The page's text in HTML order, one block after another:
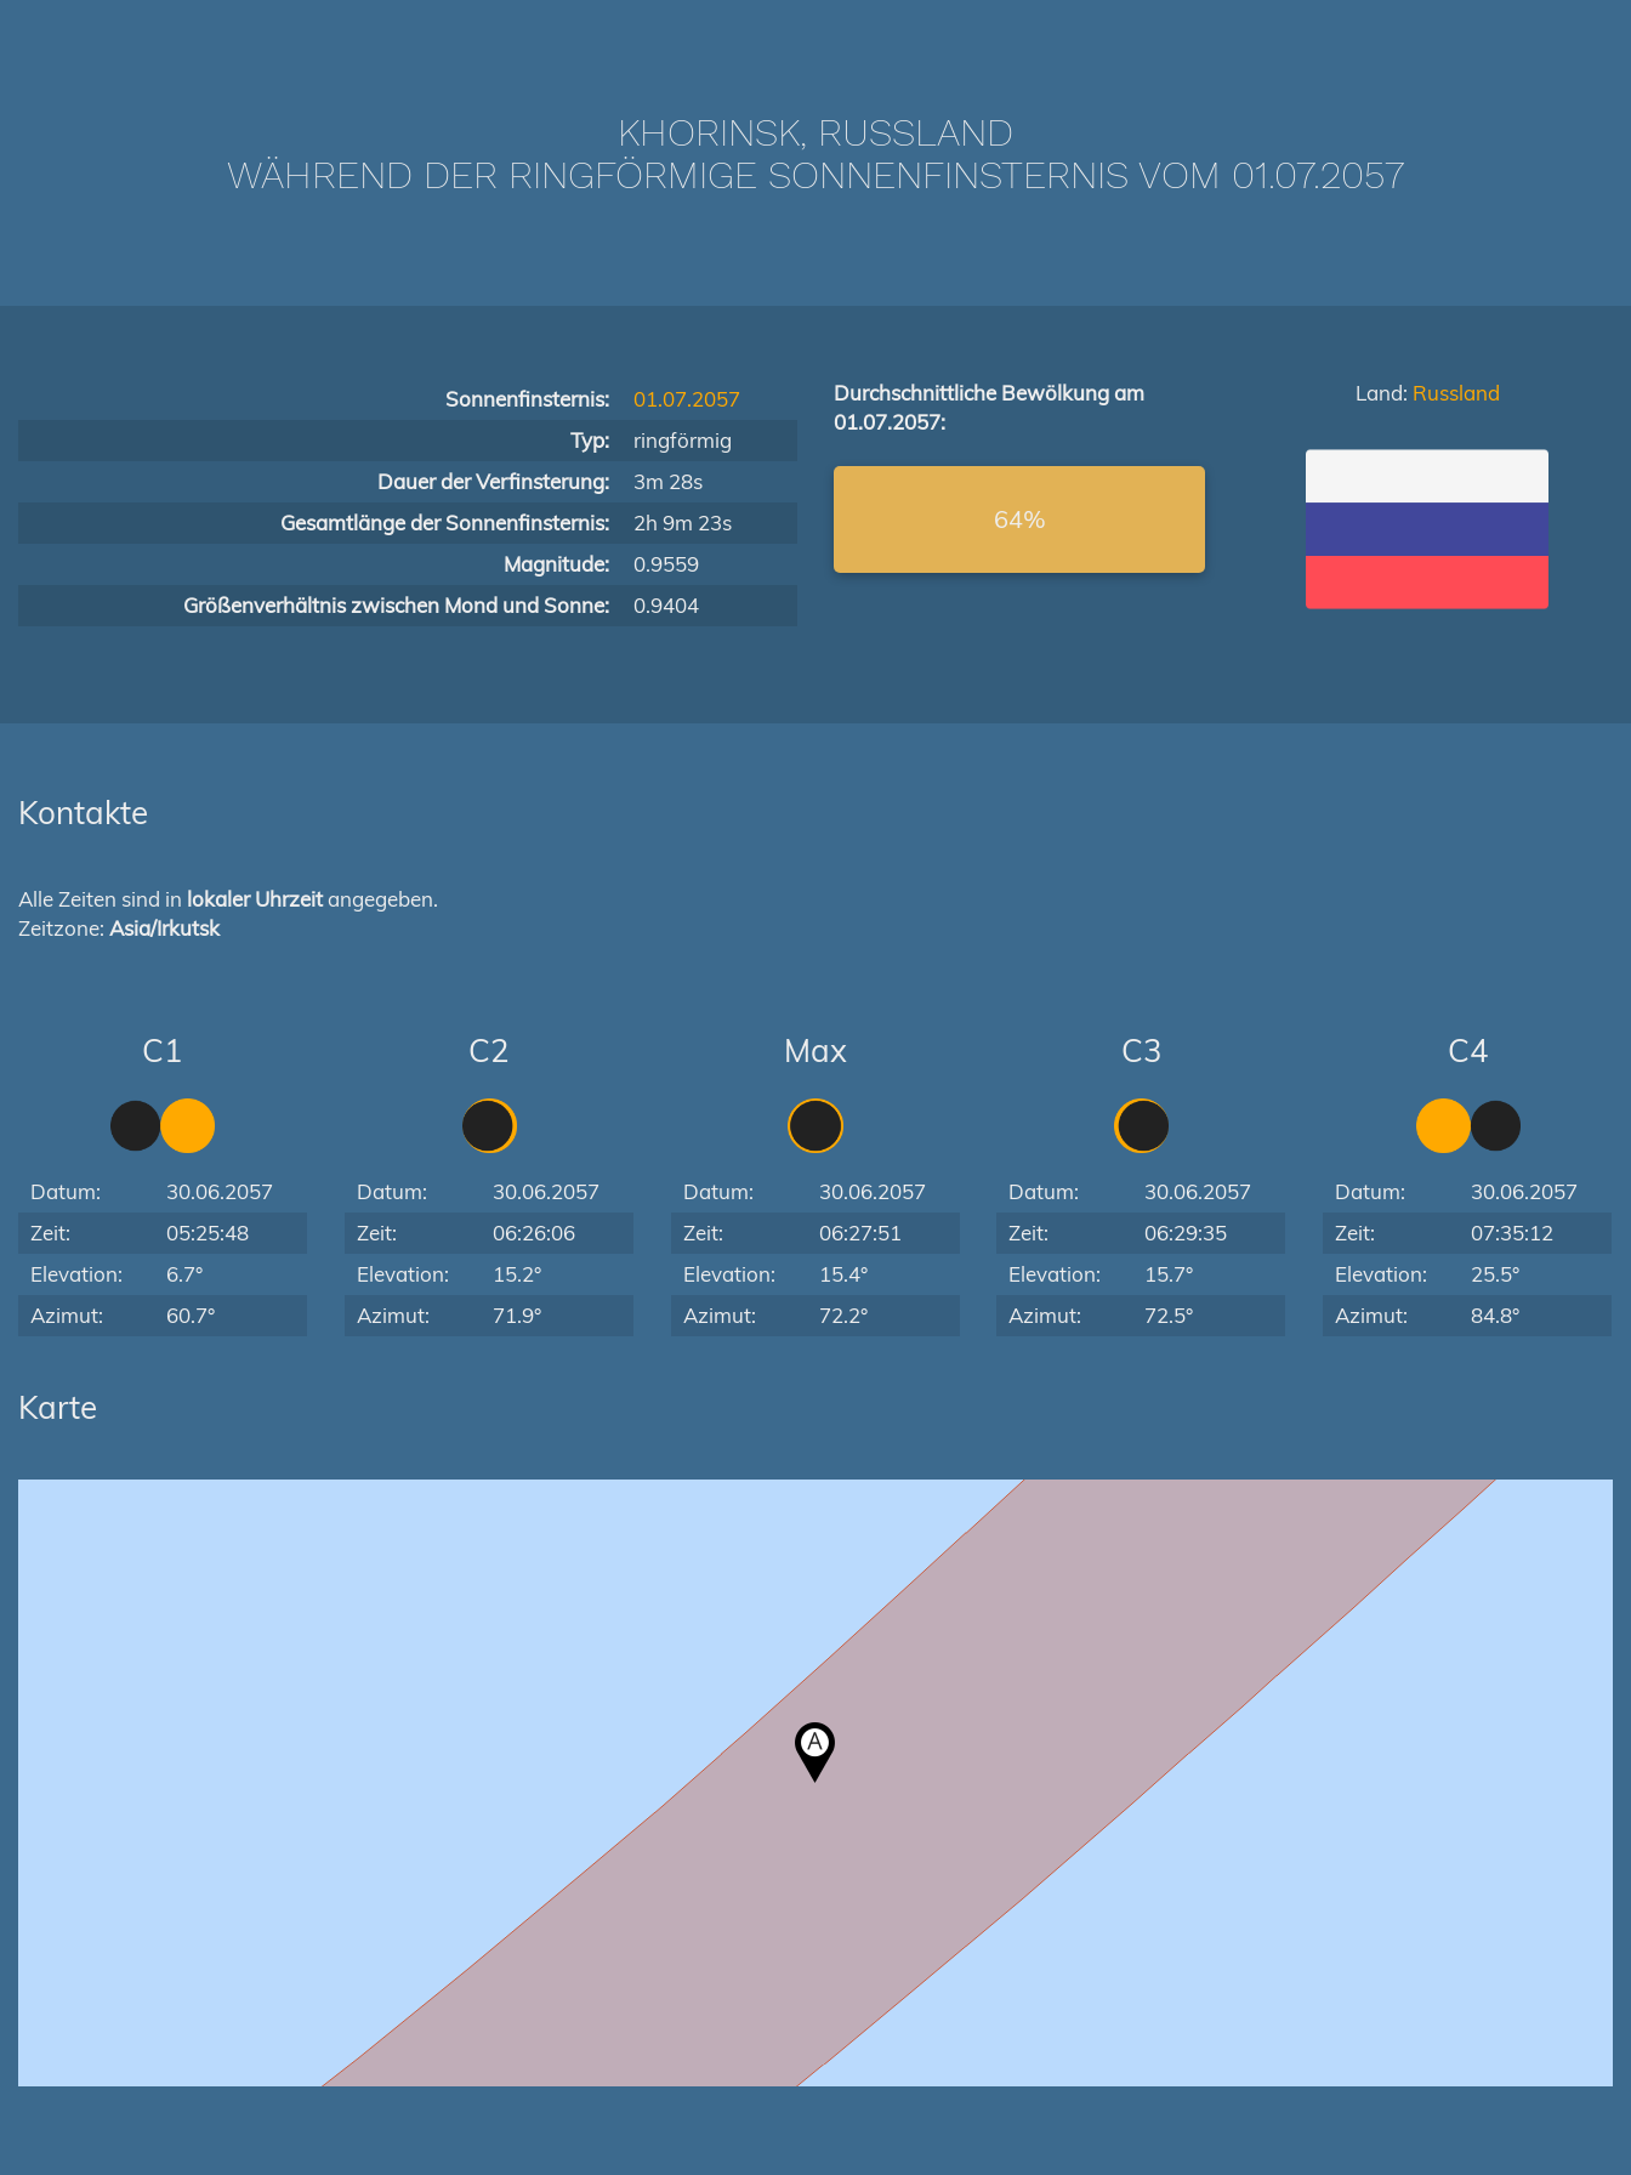
KHORINSK, RUSSLAND
WÄHREND DER RINGFÖRMIGE SONNENFINSTERNIS VOM 01.07.2057
Sonnenfinsternis:
01.07.2057
Typ:
ringförmig
Dauer der Verfinsterung:
3m 28s
Gesamtlänge der Sonnenfinsternis:
2h 9m 23s
Magnitude:
0.9559
Größenverhältnis zwischen Mond und Sonne:
0.9404
Durchschnittliche Bewölkung am
01.07.2057:
64%
Land: Russland
Kontakte
Alle Zeiten sind in lokaler Uhrzeitangegeben.
Zeitzone: Asia/Irkutsk
C1
Datum:
30.06.2057
Zeit:
05:25:48
Elevation:
6.7°
Azimut:
60.7°
C2
Datum:
30.06.2057
Zeit:
06:26:06
Elevation:
15.2°
Azimut:
71.9°
Max
Datum:
30.06.2057
Zeit:
06:27:51
Elevation:
15.4°
Azimut:
72.2°
C3
Datum:
30.06.2057
Zeit:
06:29:35
Elevation:
15.7°
Azimut:
72.5°
C4
Datum:
30.06.2057
Zeit:
07:35:12
Elevation:
25.5°
Azimut:
84.8°
Karte